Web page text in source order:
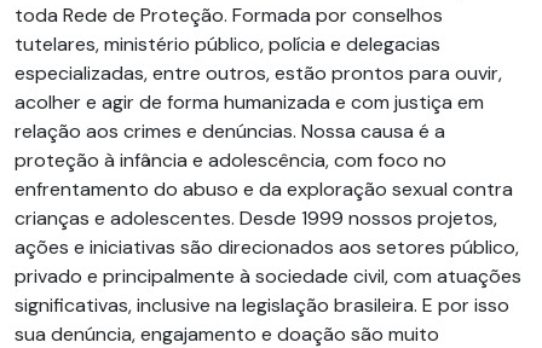
toda Rede de Proteção. Formada por conselhos
tutelares, ministério público, polícia e delegacias
especializadas, entre outros, estão prontos para ouvir,
acolher e agir de forma humanizada e com justiça em
relação aos crimes e denúncias. Nossa causa é a
proteção à infância e adolescência, com foco no
enfrentamento do abuso e da exploração sexual contra
crianças e adolescentes. Desde 1999 nossos projetos,
ações e iniciativas são direcionados aos setores público,
privado e principalmente à sociedade civil, com atuações
significativas, inclusive na legislação brasileira. E por isso
sua denúncia, engajamento e doação são muito